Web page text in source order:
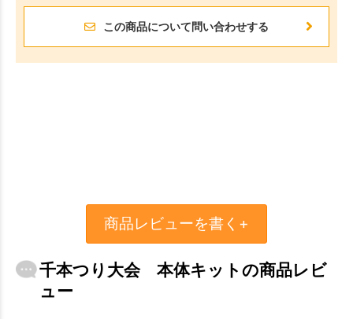
この商品について問い合わせする
商品レビューを書く+
千本つり大会 本体キットの商品レビ
ュー